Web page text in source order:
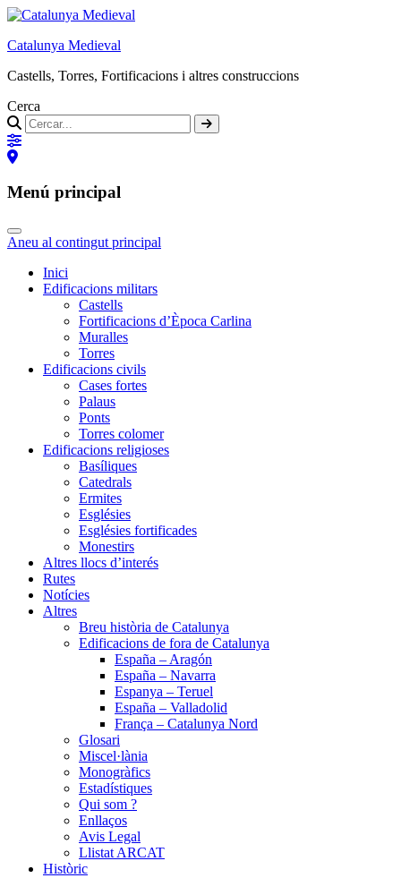
Catalunya Medieval
Castells, Torres, Fortificacions i altres construccions
Cerca
Menú principal
Aneu al contingut principal
Inici
Edificacions militars
Castells
Fortificacions d’Època Carlina
Muralles
Torres
Edificacions civils
Cases fortes
Palaus
Ponts
Torres colomer
Edificacions religioses
Basíliques
Catedrals
Ermites
Esglésies
Esglésies fortificades
Monestirs
Altres llocs d’interés
Rutes
Notícies
Altres
Breu història de Catalunya
Edificacions de fora de Catalunya
España – Aragón
España – Navarra
Espanya – Teruel
España – Valladolid
França – Catalunya Nord
Glosari
Miscel·lània
Monogràfics
Estadístiques
Qui som ?
Enllaços
Avis Legal
Llistat ARCAT
Històric